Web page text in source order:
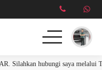
Silahkan hubungi saya